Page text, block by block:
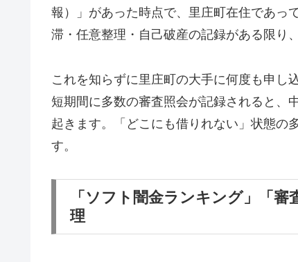
報）」があった時点で、里庄町在住であっ
滞・任意整理・自己破産の記録がある限り
これを知らずに里庄町の大手に何度も申し
短期間に多数の審査照会が記録されると、
起きます。「どこにも借りれない」状態の
す。
「ソフト闇金ランキング」「
理